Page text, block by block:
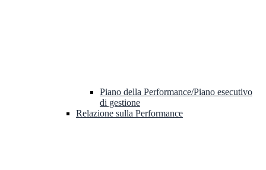
Piano della Performance/Piano esecutivo
di gestione
Relazione sulla Performance